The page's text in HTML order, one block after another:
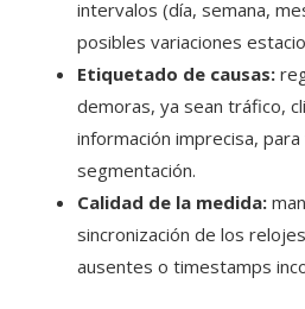
intervalos (día, semana,
posibles variaciones
Etiquetado de causas:
demoras, ya sean tráfico,
información imprecisa, para
segmentación.
Calidad de la medida:
sincronización de los
ausentes o timestamps